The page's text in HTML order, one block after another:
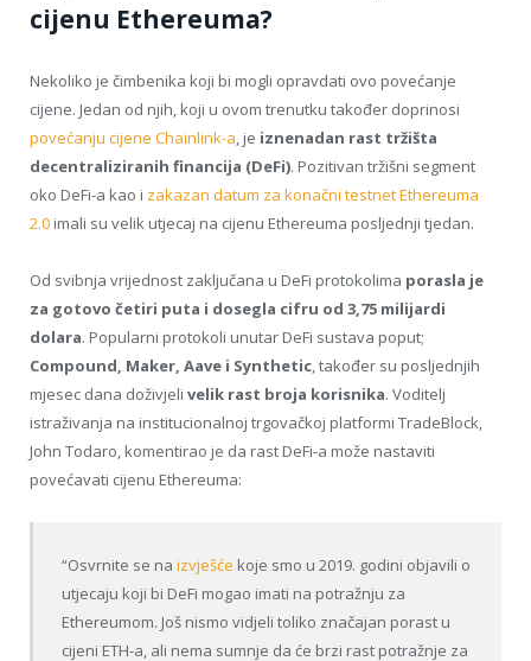
cijenu Ethereuma?
Nekoliko je čimbenika koji bi mogli opravdati ovo povećanje
cijene. Jedan od njih, koji u ovom trenutku također doprinosi
povećanju cijene Chainlink-a, je iznenadan rast tržišta
decentraliziranih financija (DeFi). Pozitivan tržišni segment
oko DeFi-a kao i zakazan datum za konačni testnet Ethereuma
2.0 imali su velik utjecaj na cijenu Ethereuma posljednji tjedan.
Od svibnja vrijednost zaključana u DeFi protokolima porasla je
za gotovo četiri puta i dosegla cifru od 3,75 milijardi
dolara. Popularni protokoli unutar DeFi sustava poput;
Compound, Maker, Aave i Synthetic, također su posljednjih
mjesec dana doživjeli velik rast broja korisnika. Voditelj
istraživanja na institucionalnoj trgovačkoj platformi TradeBlock,
John Todaro, komentirao je da rast DeFi-a može nastaviti
povećavati cijenu Ethereuma:
“Osvrnite se naizvješće koje smo u 2019. godini objavili o
utjecaju koji bi DeFi mogao imati na potražnju za
Ethereumom. Još nismo vidjeli toliko značajan porast u
cijeni ETH-a, ali nema sumnje da će brzi rast potražnje za